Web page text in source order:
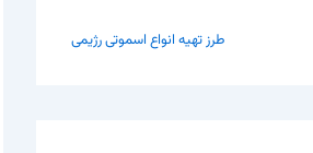
طرز تهیه انواع اسموتی رژیمی